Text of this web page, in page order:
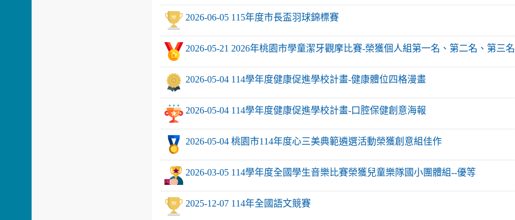
2026-06-05 115年度市長盃羽球錦標賽
2026-05-21 2026年桃園市學童潔牙觀摩比賽-榮獲個人組第一名、第二名、第三名
2026-05-04 114學年度健康促進學校計畫-健康體位四格漫畫
2026-05-04 114學年度健康促進學校計畫-口腔保健創意海報
2026-05-04 桃園市114年度心三美典範遴選活動榮獲創意組佳作
2026-03-05 114學年度全國學生音樂比賽榮獲兒童樂隊國小團體組--優等
2025-12-07 114年全國語文競賽